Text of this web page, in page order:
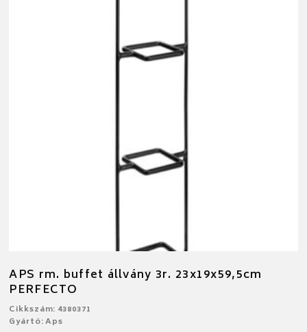
APS rm. buffet állvány 3r. 23x19x59,5cm
PERFECTO
Cikkszám: 4380371
Gyártó: Aps